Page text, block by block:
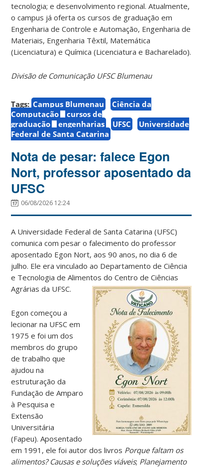
tecnologia; e desenvolvimento regional. Atualmente,
o campus já oferta os cursos de graduação em
Engenharia de Controle e Automação, Engenharia de
Materiais, Engenharia Têxtil, Matemática
(Licenciatura) e Química (Licenciatura e Bacharelado).
Divisão de Comunicação UFSC Blumenau
Tags: Campus Blumenau
Ciência da
Computação
cursos de
graduação
engenharias UFSC
Universidade
Federal de Santa Catarina
Nota de pesar: falece Egon
Nort, professor aposentado da
UFSC
06/08/2026 12:24
A Universidade Federal de Santa Catarina (UFSC)
comunica com pesar o falecimento do professor
aposentado Egon Nort, aos 90 anos, no dia 6 de
julho. Ele era vinculado ao Departamento de Ciência
e Tecnologia de Alimentos do Centro de Ciências
Agrárias da UFSC.
Egon começou a
lecionar na UFSC em
1975 e foi um dos
membros do grupo
de trabalho que
ajudou na
estruturação da
Fundação de Amparo
à Pesquisa e
Extensão
Universitária
(Fapeu). Aposentado
em 1991, ele foi autor dos livros Porque faltam os
alimentos? Causas e soluções viáveis; Planejamento